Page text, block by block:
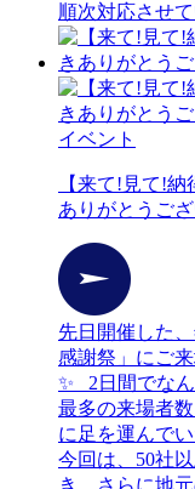
順次対応させ
イベント
【来て!見て!
ありがとうご
先日開催した
感謝祭」にご
✨ 2日間でな
最多の来場者
に足を運んで
今回は、50社